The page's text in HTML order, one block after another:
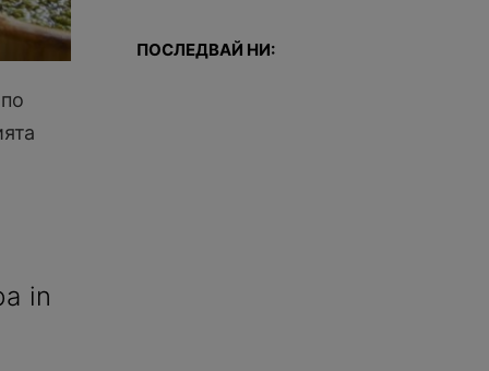
in
ПОСЛЕДВАЙ НИ: